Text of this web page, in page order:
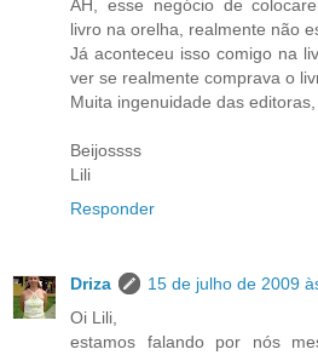
AH, esse negócio de
livro na orelha, realmente não
Já aconteceu isso comigo na
ver se realmente comprava o
Muita ingenuidade das
Beijossss
Lili
Responder
Driza
15 de julho de 2009
Oi Lili,
estamos falando por nós